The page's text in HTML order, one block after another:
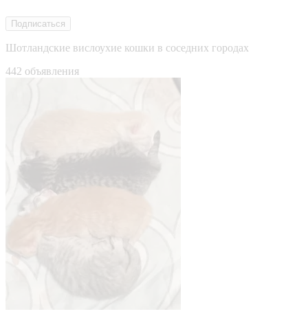
Подписаться
Шотландские вислоухие кошки в соседних городах
442 объявления